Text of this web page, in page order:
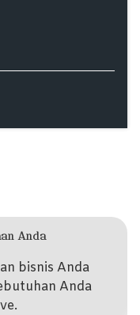
Anda
bisnis Anda
Anda